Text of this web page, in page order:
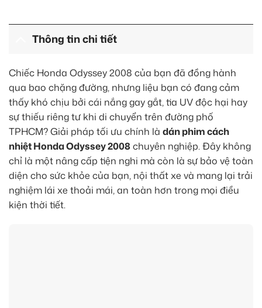
Thông tin chi tiết
Chiếc Honda Odyssey 2008 của bạn đã đồng hành
qua bao chặng đường, nhưng liệu bạn có đang cảm
thấy khó chịu bởi cái nắng gay gắt, tia UV độc hại hay
sự thiếu riêng tư khi di chuyển trên đường phố
TPHCM? Giải pháp tối ưu chính là dán phim cách
nhiệt Honda Odyssey 2008chuyên nghiệp. Đây không
chỉ là một nâng cấp tiện nghi mà còn là sự bảo vệ toàn
diện cho sức khỏe của bạn, nội thất xe và mang lại trải
nghiệm lái xe thoải mái, an toàn hơn trong mọi điều
kiện thời tiết.